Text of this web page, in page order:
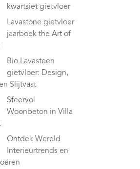
kwartsiet gietvloer
Lavastone gietvloer
jaarboek the Art of
Bio Lavasteen
gietvloer: Design,
Slijtvast
Sfeervol
Woonbeton in Villa
Ontdek Wereld
Interieurtrends en